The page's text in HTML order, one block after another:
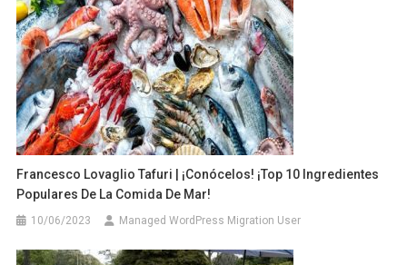
Francesco Lovaglio Tafuri | ¡Conócelos! ¡Top 10 Ingredientes
Populares De La Comida De Mar!
10/06/2023 Managed WordPress Migration User